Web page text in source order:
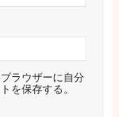
ラウザーに自分
を保存する。